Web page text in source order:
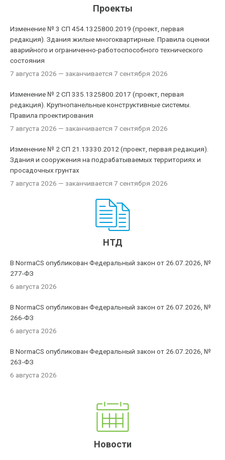
Проекты
Изменение № 3 СП 454.1325800.2019 (проект, первая
редакция). Здания жилые многоквартирные. Правила оценки
аварийного и ограниченно-работоспособного технического
состояния
7 августа 2026 — заканчивается 7 сентября 2026
Изменение № 2 СП 335.1325800.2017 (проект, первая
редакция). Крупнопанельные конструктивные системы.
Правила проектирования
7 августа 2026 — заканчивается 7 сентября 2026
Изменение № 2 СП 21.13330.2012 (проект, первая редакция).
Здания и сооружения на подрабатываемых территориях и
просадочных грунтах
7 августа 2026 — заканчивается 7 сентября 2026
НТД
В NormaCS опубликован Федеральный закон от 26.07.2026, №
277-ФЗ
6 августа 2026
В NormaCS опубликован Федеральный закон от 26.07.2026, №
266-ФЗ
6 августа 2026
В NormaCS опубликован Федеральный закон от 26.07.2026, №
263-ФЗ
6 августа 2026
Новости